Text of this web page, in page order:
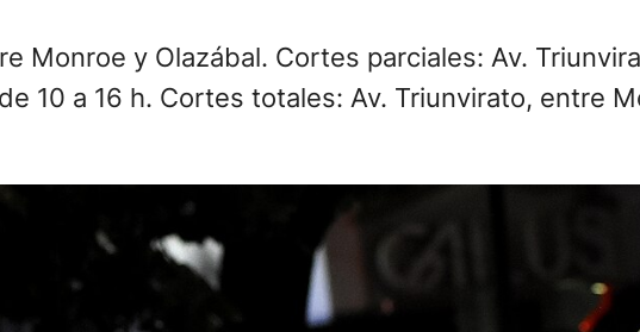
Monroe y Olazábal. Cortes parciales: Av.
10 a 16 h. Cortes totales: Av. Triunvirato, entre